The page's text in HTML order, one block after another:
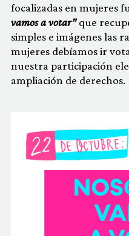
focalizadas en mujeres
vamos a votar”que
simples e imágenes las
mujeres debíamos ir
nuestra participación
ampliación de derechos.